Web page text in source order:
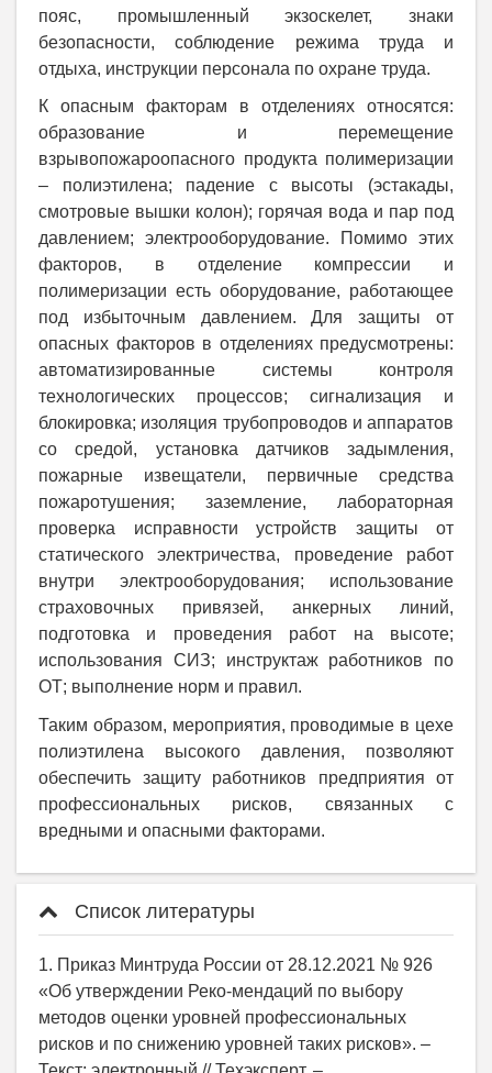
пояс, промышленный экзоскелет, знаки
безопасности, соблюдение режима труда и
отдыха, инструкции персонала по охране труда.
К опасным факторам в отделениях относятся:
образование и перемещение
взрывопожароопасного продукта полимеризации
– полиэтилена; падение с высоты (эстакады,
смотровые вышки колон); горячая вода и пар под
давлением; электрооборудование. Помимо этих
факторов, в отделение компрессии и
полимеризации есть оборудование, работающее
под избыточным давлением.Для защиты от
опасных факторов в отделениях предусмотрены:
автоматизированные системы контроля
технологических процессов; сигнализация и
блокировка; изоляция трубопроводов и аппаратов
со средой, установка датчиков задымления,
пожарные извещатели, первичные средства
пожаротушения; заземление, лабораторная
проверка исправности устройств защиты от
статического электричества, проведение работ
внутри электрооборудования; использование
страховочных привязей, анкерных линий,
подготовка и проведения работ на высоте;
использования СИЗ; инструктаж работников по
ОТ; выполнение норм и правил.
Таким образом, мероприятия, проводимые в цехе
полиэтилена высокого давления, позволяют
обеспечить защиту работников предприятия от
профессиональных рисков, связанных с
вредными и опасными факторами.
Список литературы
1. Приказ Минтруда России от 28.12.2021 № 926
«Об утверждении Реко-мендаций по выбору
методов оценки уровней профессиональных
рисков и по снижению уровней таких рисков». –